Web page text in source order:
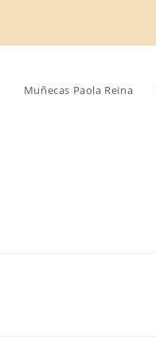
Muñecas Paola Reina